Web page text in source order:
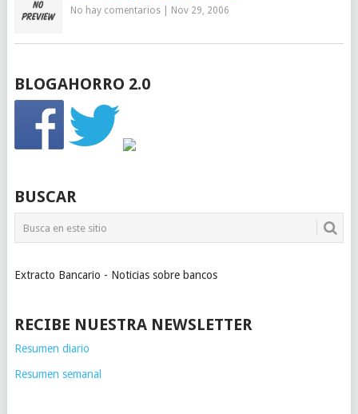
No hay comentarios| Nov 29, 2006
BLOGAHORRO 2.0
BUSCAR
Extracto Bancario - Noticias sobre bancos
RECIBE NUESTRA NEWSLETTER
Resumen diario
Resumen semanal